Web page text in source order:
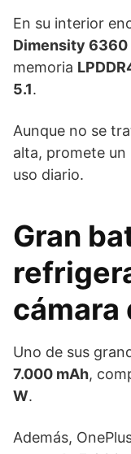
En su interior
Dimensity 6360
memoria
5.1.
Aunque no se
alta, promete
uso diario.
Gran
cámara
Uno de sus
7.000 mAh,
W.
Además,